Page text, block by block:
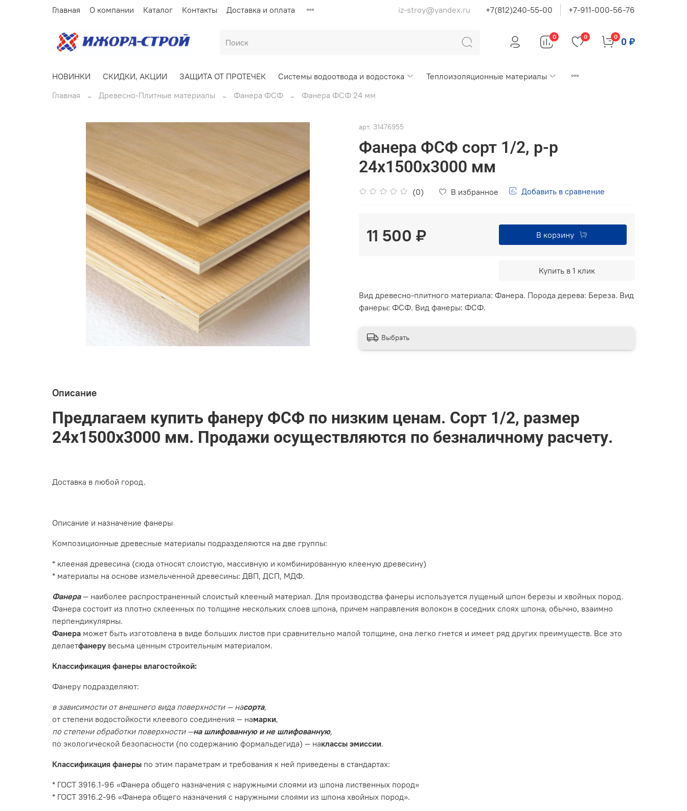
Главная О компании Каталог Контакты Доставка и оплата iz-stroy@yandex.ru +7(812)240-55-00 +7-911-000-56-76
0 0 0 0 ₽
НОВИНКИ СКИДКИ, АКЦИИ ЗАЩИТА ОТ ПРОТЕЧЕК Системы водоотвода и водостока
Теплоизоляционные материалы
Главная
Древесно-Плитные материалы Фанера ФСФ Фанера ФСФ 24 мм
арт. 31476955
Фанера ФСФ сорт 1/2, р-р
24х1500х3000 мм
(0) В избранное Добавить в сравнение
11 500 ₽ В корзину
Купить в 1 клик
Вид древесно-плитного материала: Фанера. Порода дерева: Береза. Вид
фанеры: ФСФ. Вид фанеры: ФСФ.
Выбрать
Описание
Предлагаем купить фанеру ФСФ по низким ценам. Сорт 1/2, размер
24х1500х3000 мм. Продажи осуществляются по безналичному расчету.
Доставка в любой город.
Описание и назначение фанеры
Композиционные древесные материалы подразделяются на две группы:
* клееная древесина (сюда относят слоистую, массивную и комбинированную клееную древесину)
* материалы на основе измельченной древесины: ДВП, ДСП, МДФ.
Фанера— наиболее распространенный слоистый клееный материал. Для производства фанеры используется лущеный шпон березы и хвойных пород.
Фанера состоит из плотно склеенных по толщине нескольких слоев шпона, причем направления волокон в соседних слоях шпона, обычно, взаимно
перпендикулярны.
Фанера может быть изготовлена в виде больших листов при сравнительно малой толщине, она легко гнется и имеет ряд других преимуществ. Все это
делаетфанеру весьма ценным строительным материалом.
Классификация фанеры влагостойкой:
Фанеру подразделяют:
в зависимости от внешнего вида поверхности — насорта,
от степени водостойкости клеевого соединения — намарки,
по степени обработки поверхности —на шлифованную и не шлифованную,
по экологической безопасности (по содержанию формальдегида) — наклассы эмиссии.
Классификация фанеры по этим параметрам и требования к ней приведены в стандартах:
* ГОСТ 3916.1-96 «Фанера общего назначения с наружными слоями из шпона лиственных пород»
* ГОСТ 3916.2-96 «Фанера общего назначения с наружными слоями из шпона хвойных пород».